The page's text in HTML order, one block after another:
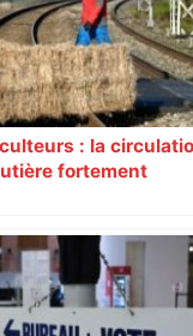
: la
fortement